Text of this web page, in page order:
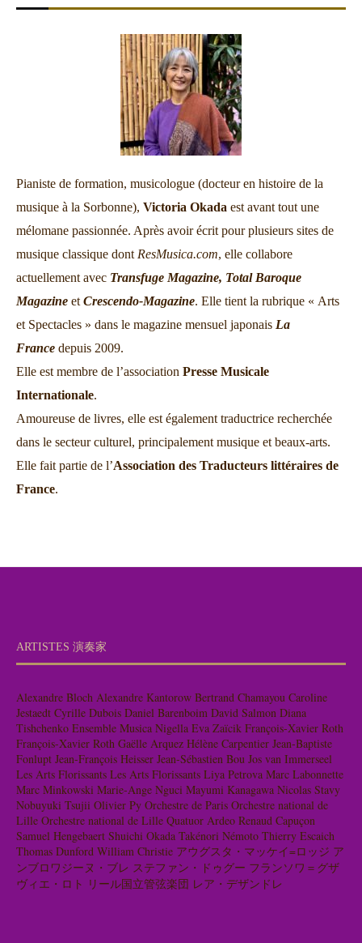
Pianiste de formation, musicologue (docteur en histoire de la
musique à la Sorbonne), Victoria Okada est avant tout une
mélomane passionnée. Après avoir écrit pour plusieurs sites de
musique classique dont ResMusica.com, elle collabore
actuellement avec Transfuge Magazine, Total Baroque
Magazine et Crescendo-Magazine. Elle tient la rubrique « Arts
et Spectacles » dans le magazine mensuel japonais La
France depuis 2009.
Elle est membre de l’association Presse Musicale
Internationale.
Amoureuse de livres, elle est également traductrice recherchée
dans le secteur culturel, principalement musique et beaux-arts.
Elle fait partie de l’Association des Traducteurs littéraires de
France.
ARTISTES 演奏家
Alexandre Bloch Alexandre Kantorow Bertrand Chamayou Caroline
Jestaedt Cyrille Dubois Daniel Barenboim David Salmon Diana
Tishchenko Ensemble Musica Nigella Eva Zaïcik François-Xavier Roth
François-Xavier Roth Gaëlle Arquez Hélène Carpentier Jean-Baptiste
Fonlupt Jean-François Heisser Jean-Sébastien Bou Jos van Immerseel
Les Arts Florissants Les Arts Florissants Liya Petrova Marc Labonnette
Marc Minkowski Marie-Ange Nguci Mayumi Kanagawa Nicolas Stavy
Nobuyuki Tsujii Olivier Py Orchestre de Paris Orchestre national de
Lille Orchestre national de Lille Quatuor Ardeo Renaud Capuçon
Samuel Hengebaert Shuichi Okada Takénori Némoto Thierry Escaich
Thomas Dunford William Christie アウグスタ・マッケイ=ロッジ ア
ンブロワジーヌ・ブレ ステファン・ドゥグー フランソワ＝グザ
ヴィエ・ロト リール国立管弦楽団 レア・デザンドレ